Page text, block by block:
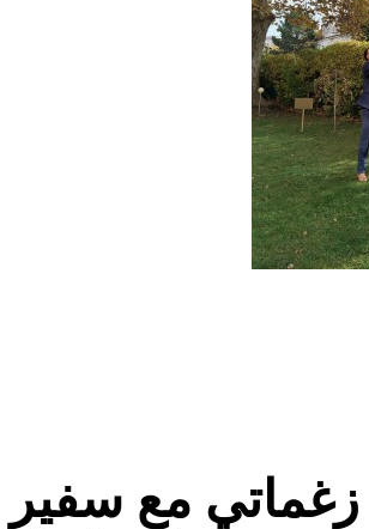
زغماتي مع سفير